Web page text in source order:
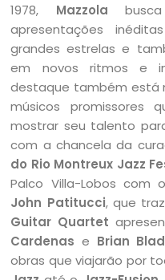
1978, Mazzola
apresentações
grandes estrelas e
em novos ritmos e
destaque também está
músicos promissores
mostrar seu talento
com a chancela da
do Rio Montreux Jazz
Palco Villa-Lobos com
John Patitucci, que
Guitar Quartet
Cardenas e Brian
obras que viajarão por